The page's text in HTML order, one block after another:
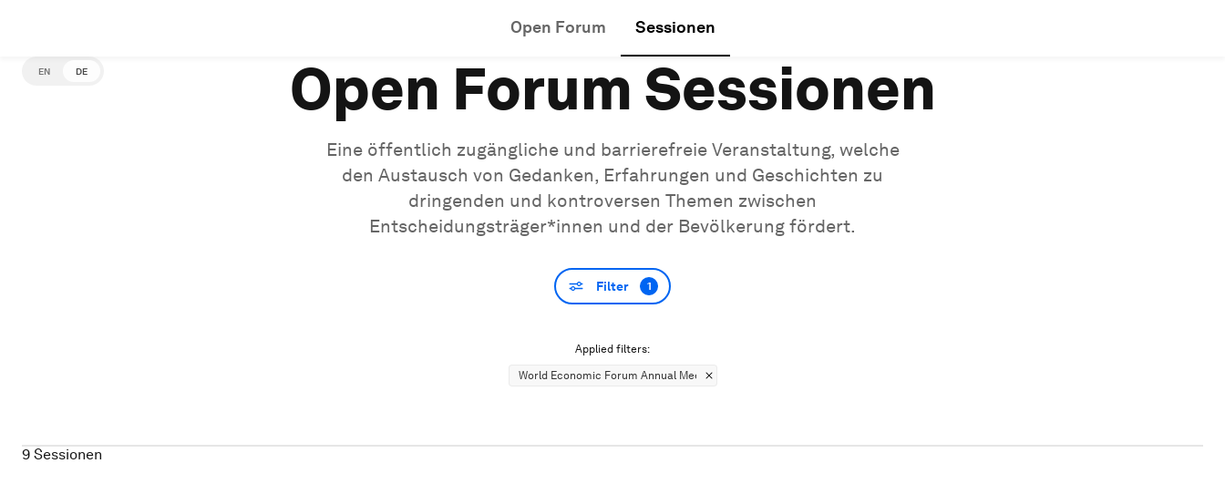
Open Forum Sessionen
EN DE Open Forum Sessionen
Eine öffentlich zugängliche und barrierefreie Veranstaltung, welche
den Austausch von Gedanken, Erfahrungen und Geschichten zu
dringenden und kontroversen Themen zwischen
Entscheidungsträger*innen und der Bevölkerung fördert.
Filter 1
Applied filters:
World Economic Forum Annual Meeting 2022
9 Sessionen